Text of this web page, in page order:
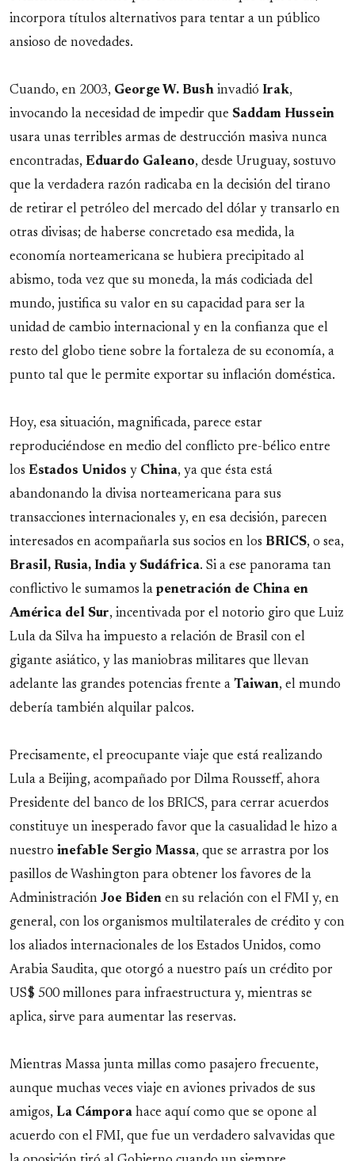
incorpora títulos alternativos para tentar a un público
ansioso de novedades.
Cuando, en 2003, George W. Bush invadió Irak,
invocando la necesidad de impedir que Saddam Hussein
usara unas terribles armas de destrucción masiva nunca
encontradas, Eduardo Galeano, desde Uruguay, sostuvo
que la verdadera razón radicaba en la decisión del tirano
de retirar el petróleo del mercado del dólar y transarlo en
otras divisas; de haberse concretado esa medida, la
economía norteamericana se hubiera precipitado al
abismo, toda vez que su moneda, la más codiciada del
mundo, justifica su valor en su capacidad para ser la
unidad de cambio internacional y en la confianza que el
resto del globo tiene sobre la fortaleza de su economía, a
punto tal que le permite exportar su inflación doméstica.
Hoy, esa situación, magnificada, parece estar
reproduciéndose en medio del conflicto pre-bélico entre
los Estados Unidos y China, ya que ésta está
abandonando la divisa norteamericana para sus
transacciones internacionales y, en esa decisión, parecen
interesados en acompañarla sus socios en los BRICS, o sea,
Brasil, Rusia, India y Sudáfrica. Si a ese panorama tan
conflictivo le sumamos la penetración de China en
América del Sur, incentivada por el notorio giro que Luiz
Lula da Silva ha impuesto a relación de Brasil con el
gigante asiático, y las maniobras militares que llevan
adelante las grandes potencias frente a Taiwan, el mundo
debería también alquilar palcos.
Precisamente, el preocupante viaje que está realizando
Lula a Beijing, acompañado por Dilma Rousseff, ahora
Presidente del banco de los BRICS, para cerrar acuerdos
constituye un inesperado favor que la casualidad le hizo a
nuestro inefable Sergio Massa, que se arrastra por los
pasillos de Washington para obtener los favores de la
Administración Joe Biden en su relación con el FMI y, en
general, con los organismos multilaterales de crédito y con
los aliados internacionales de los Estados Unidos, como
Arabia Saudita, que otorgó a nuestro país un crédito por
US$ 500 millones para infraestructura y, mientras se
aplica, sirve para aumentar las reservas.
Mientras Massa junta millas como pasajero frecuente,
aunque muchas veces viaje en aviones privados de sus
amigos, La Cámpora hace aquí como que se opone al
acuerdo con el FMI, que fue un verdadero salvavidas que